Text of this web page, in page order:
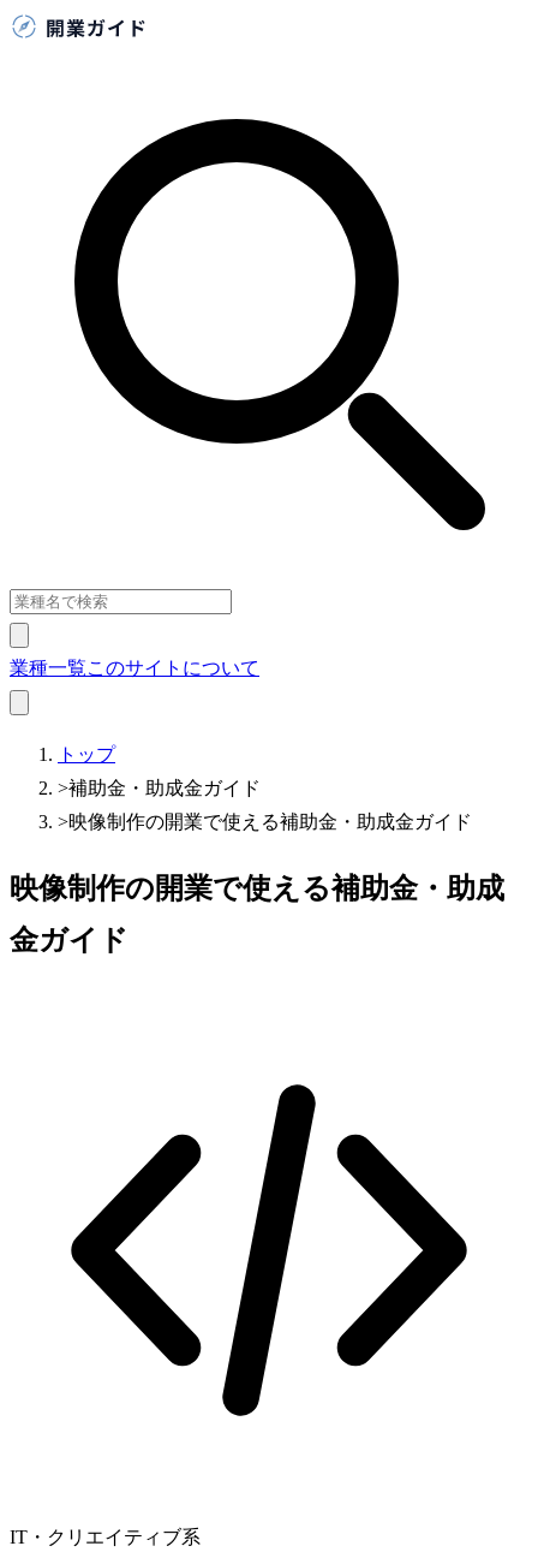
業種一覧このサイトについて
トップ
>補助金・助成金ガイド
>映像制作の開業で使える補助金・助成金ガイド
映像制作の開業で使える補助金・助成
金ガイド
IT・クリエイティブ系